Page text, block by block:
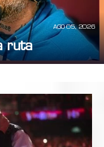
AGO 05, 2026
ruta